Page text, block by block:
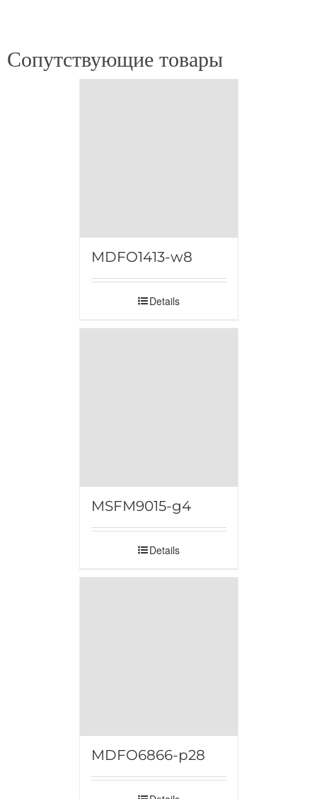
Сопутствующие товары
MDFO1413-w8
Details
MSFM9015-g4
Details
MDFO6866-p28